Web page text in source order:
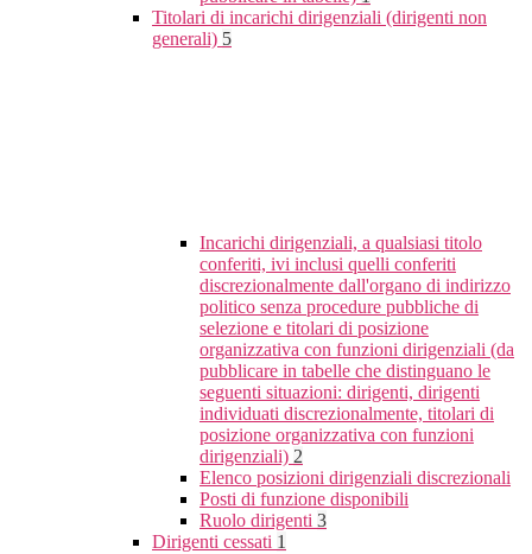
Titolari di incarichi dirigenziali (dirigenti non
generali) 5
Incarichi dirigenziali, a qualsiasi titolo
conferiti, ivi inclusi quelli conferiti
discrezionalmente dall'organo di indirizzo
politico senza procedure pubbliche di
selezione e titolari di posizione
organizzativa con funzioni dirigenziali (da
pubblicare in tabelle che distinguano le
seguenti situazioni: dirigenti, dirigenti
individuati discrezionalmente, titolari di
posizione organizzativa con funzioni
dirigenziali) 2
Elenco posizioni dirigenziali discrezionali
Posti di funzione disponibili
Ruolo dirigenti 3
Dirigenti cessati 1